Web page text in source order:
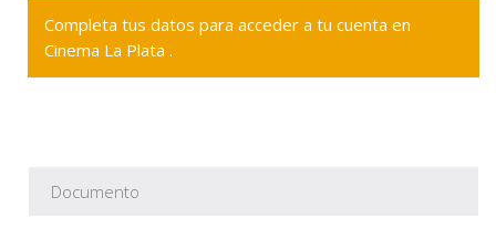
Completa tus datos para acceder a tu cuenta en
Cinema La Plata .